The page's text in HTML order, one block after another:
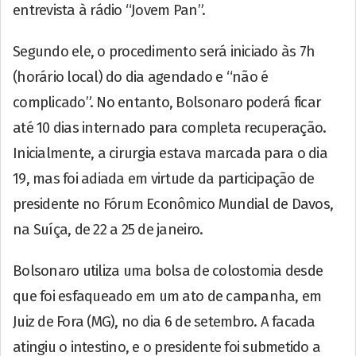
entrevista à rádio “Jovem Pan”.
Segundo ele, o procedimento será iniciado às 7h
(horário local) do dia agendado e “não é
complicado”. No entanto, Bolsonaro poderá ficar
até 10 dias internado para completa recuperação.
Inicialmente, a cirurgia estava marcada para o dia
19, mas foi adiada em virtude da participação de
presidente no Fórum Econômico Mundial de Davos,
na Suíça, de 22 a 25 de janeiro.
Bolsonaro utiliza uma bolsa de colostomia desde
que foi esfaqueado em um ato de campanha, em
Juiz de Fora (MG), no dia 6 de setembro. A facada
atingiu o intestino, e o presidente foi submetido a